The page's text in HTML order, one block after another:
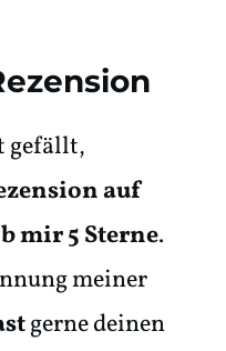
gefällt,
auf
mir 5 Sterne.
meiner
gerne deinen